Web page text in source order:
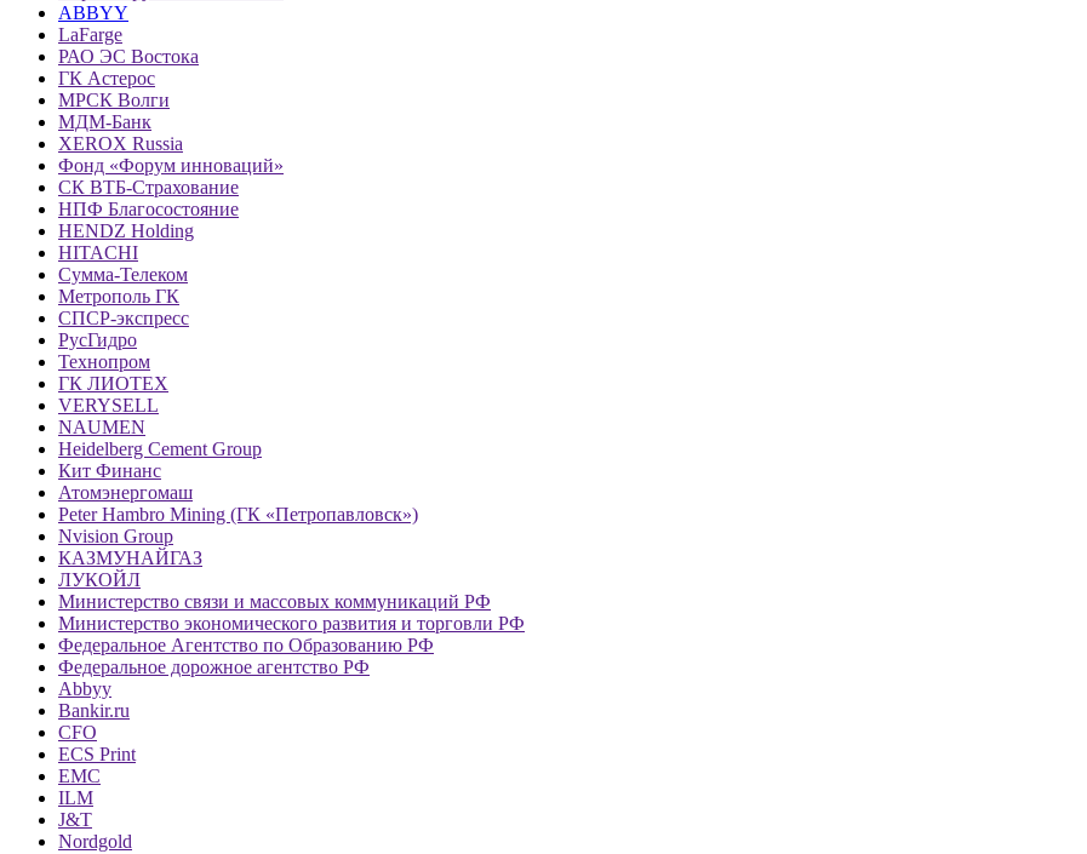
ABBYY
LaFarge
РАО ЭС Востока
ГК Астерос
МРСК Волги
МДМ-Банк
XEROX Russia
Фонд «Форум инноваций»
СК ВТБ-Страхование
НПФ Благосостояние
HENDZ Holding
HITACHI
Сумма-Телеком
Метрополь ГК
СПСР-экспресс
РусГидро
Технопром
ГК ЛИОТЕХ
VERYSELL
NAUMEN
Heidelberg Cement Group
Кит Финанс
Атомэнергомаш
Peter Hambro Mining (ГК «Петропавловск»)
Nvision Group
КАЗМУНАЙГАЗ
ЛУКОЙЛ
Министерство связи и массовых коммуникаций РФ
Министерство экономического развития и торговли РФ
Федеральное Агентство по Образованию РФ
Федеральное дорожное агентство РФ
Abbyy
Bankir.ru
CFO
ECS Print
EMC
ILM
J&T
Nordgold